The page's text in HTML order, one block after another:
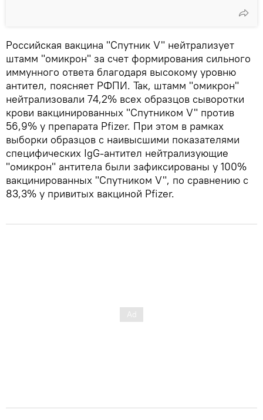
Российская вакцина "Спутник V" нейтрализует
штамм "омикрон" за счет формирования сильного
иммунного ответа благодаря высокому уровню
антител, поясняет РФПИ. Так, штамм "омикрон"
нейтрализовали 74,2% всех образцов сыворотки
крови вакцинированных "Спутником V" против
56,9% у препарата Pfizer. При этом в рамках
выборки образцов с наивысшими показателями
специфических IgG-антител нейтрализующие
"омикрон" антитела были зафиксированы у 100%
вакцинированных "Спутником V", по сравнению с
83,3% у привитых вакциной Pfizer.